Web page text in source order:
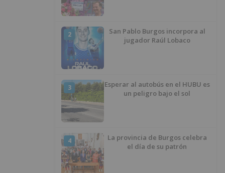
2
San Pablo Burgos incorpora al
jugador Raúl Lobaco
3
Esperar al autobús en el HUBU es
un peligro bajo el sol
4
La provincia de Burgos celebra
el día de su patrón